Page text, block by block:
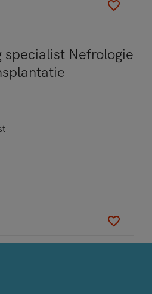
specialist Nefrologie